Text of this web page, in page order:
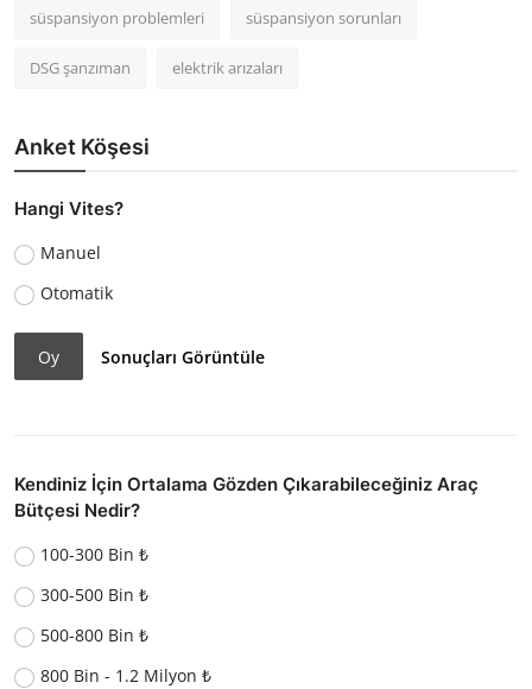
süspansiyon problemleri süspansiyon sorunları
DSG şanzıman elektrik arızaları
Anket Köşesi
Hangi Vites?
Manuel
Otomatik
Oy Sonuçları Görüntüle
Kendiniz İçin Ortalama Gözden Çıkarabileceğiniz Araç
Bütçesi Nedir?
100-300 Bin ₺
300-500 Bin ₺
500-800 Bin ₺
800 Bin - 1.2 Milyon ₺